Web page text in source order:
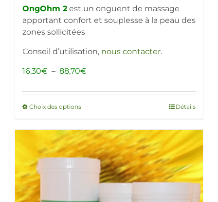
OngOhm 2 est un onguent de massage
apportant confort et souplesse à la peau des
zones sollicitées
Conseil d’utilisation, nous contacter.
16,30€ – 88,70€
prix :
88,70€
Choix des optionsCe
a
plusieurs
variations.
options
Détails